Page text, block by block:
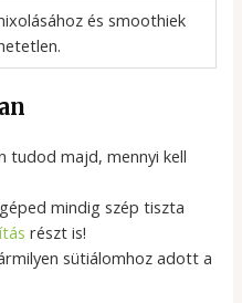
és smoothiek
tudod majd, mennyi kell
mindig szép tiszta
részt is!
sütiálomhoz adott a